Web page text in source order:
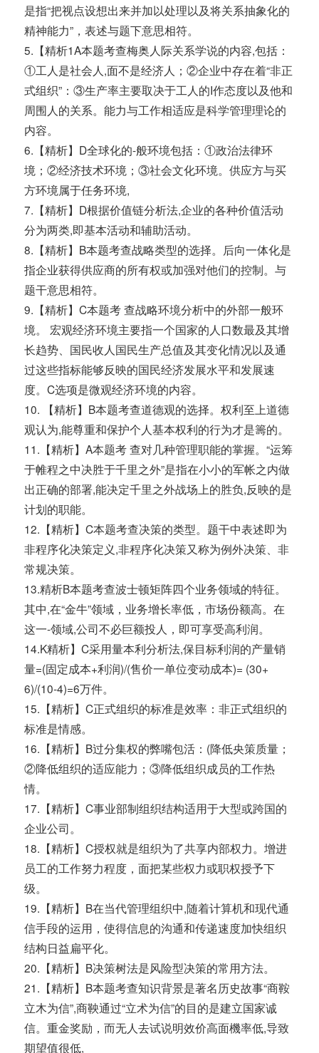
是指“把视点设想出来并加以处理以及将关系抽象化的
精神能力”，表述与题下意思相符。
5.【精析1A本题考查梅奥人际关系学说的内容,包括：
①工人是社会人,面不是经济人；②企业中存在着“非正
式组织”：③生产率主要取决于工人的I作态度以及他和
周围人的关系。能力与工作相适应是科学管理理论的
内容。
6.【精析】D全球化的-般环境包括：①政治法律环
境；②经济技术环境；③社会文化环境。供应方与买
方环境属于任务环境,
7.【精析】D根据价值链分析法,企业的各种价值活动
分为两类,即基本活动和辅助活动。
8.【精析】B本题考查战略类型的选择。后向一体化是
指企业获得供应商的所有权或加强对他们的控制。与
题干意思相符。
9.【精析】C本题考 查战略环境分析中的外部一般环
境。 宏观经济环境主要指一个国家的人口数最及其增
长趋势、国民收人国民生产总值及其变化情况以及通
过这些指标能够反映的国民经济发展水平和发展速
度。C选项是微观经济环境的内容。
10. 【精析】B本题考查道德观的选择。权利至上道德
观认为,能尊重和保护个人基本权利的行为才是籌的。
11.【精析】A本题考 查对几种管理职能的掌握。“运筹
于帷程之中决胜于千里之外”是指在小小的军帐之内做
出正确的部署,能决定千里之外战场上的胜负,反映的是
计划的职能。
12.【精析】C本题考查决策的类型。题干中表述即为
非程序化决策定义,非程序化决策又称为例外决策、非
常规决策。
13.精析B本题考查波士顿矩阵四个业务领域的特征。
其中,在“金牛”领域，业务增长率低，市场份额高。在
这一-领域,公司不必巨额投人，即可享受高利润。
14.K精析】C采用量本利分析法,保目标利润的产量销
量=(固定成本+利润)/(售价一单位变动成本)= (30+
6)/(10-4)=6万件。
15.【精析】C正式组织的标准是效率：非正式组织的
标准是情感。
16.【精析】B过分集权的弊嘴包活：(降低央策质量；
②降低组织的适应能力；③降低组织成员的工作热
情。
17.【精析】C事业部制组织结构适用于大型或跨国的
企业公司。
18.【精析】C授权就是组织为了共享内部权力。增进
员工的工作努力程度，面把某些权力或职权授予下
级。
19.【精析】B在当代管理组织中,随着计算机和现代通
信手段的运用，使得信息的沟通和传递速度加快组织
结构日益扁平化。
20.【精析】B决策树法是风险型决策的常用方法。
21.【精析】B本题考查知识背景是著名历史故事“商鞍
立木为信”,商鞅通过“立术为信”的目的是建立国家诚
信。重金奖励，而无人去试说明效价高面機率低,导致
期望值很低,